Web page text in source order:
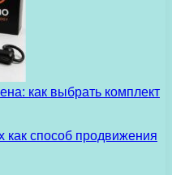
как выбрать комплект
как способ продвижения